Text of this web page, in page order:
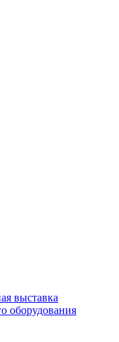
выставка
оборудования